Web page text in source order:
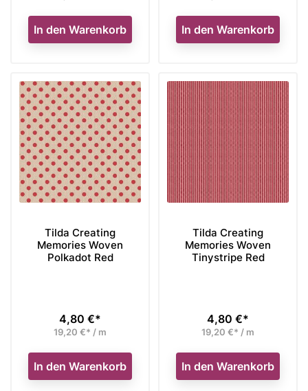
In den Warenkorb In den Warenkorb
Tilda Creating
Memories Woven
Polkadot Red
Preis
4,80 €*
19,20 €* / m
In den Warenkorb
Tilda Creating
Memories Woven
Tinystripe Red
Preis
4,80 €*
19,20 €* / m
In den Warenkorb